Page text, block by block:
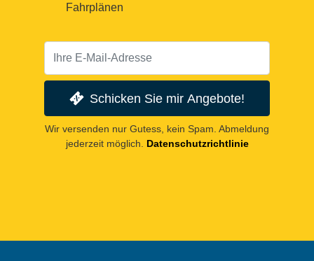
Fahrplänen
Schicken Sie mir Angebote!
Wir versenden nur Gutess, kein Spam. Abmeldung
jederzeit möglich. Datenschutzrichtlinie